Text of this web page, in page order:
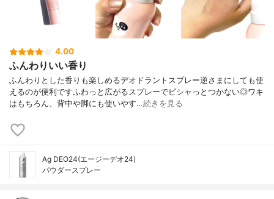
4.00
ふんわりいい香り
ふんわりとした香りも楽しめるデオドラントスプレー逆さまにしても使
えるのが便利ですふわっと広がるスプレーでビシャっとつかない◎ワキ
はもちろん、背中や脚にも使いやす…続きを見る
Ag DEO24(エージーデオ24)
パウダースプレー